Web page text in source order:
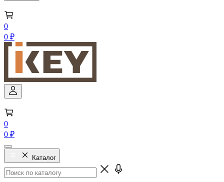
0
0 ₽
0
0 ₽
Каталог